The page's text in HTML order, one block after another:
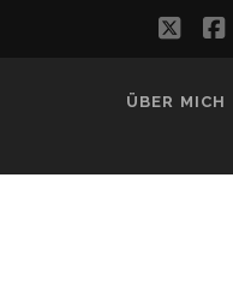
ÜBER MICH